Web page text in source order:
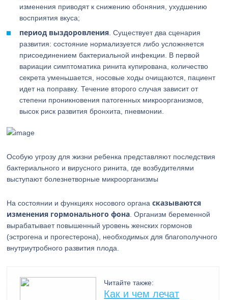
изменения приводят к снижению обоняния, ухудшению
восприятия вкуса;
период выздоровления . Существует два сценария
развития: состояние нормализуется либо усложняется
присоединением бактериальной инфекции. В первой
вариации симптоматика ринита купирована, количество
секрета уменьшается, носовые ходы очищаются, пациент
идет на поправку. Течение второго случая зависит от
степени проникновения патогенных микроорганизмов,
высок риск развития бронхита, пневмонии.
Особую угрозу для жизни ребенка представляют последствия
бактериального и вирусного ринита, где возбудителями
выступают болезнетворные микроорганизмы
На состоянии и функциях носового органасказываются
изменения гормонального фона . Организм беременной
вырабатывает повышенный уровень женских гормонов
(эстрогена и прогестерона), необходимых для благополучного
внутриутробного развития плода.
Читайте также:
Как и чем лечат